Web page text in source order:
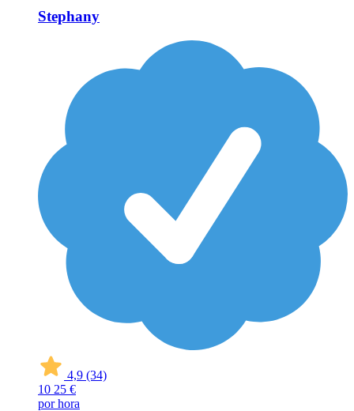
Stephany
4,9 (34)
10 25 €
por hora